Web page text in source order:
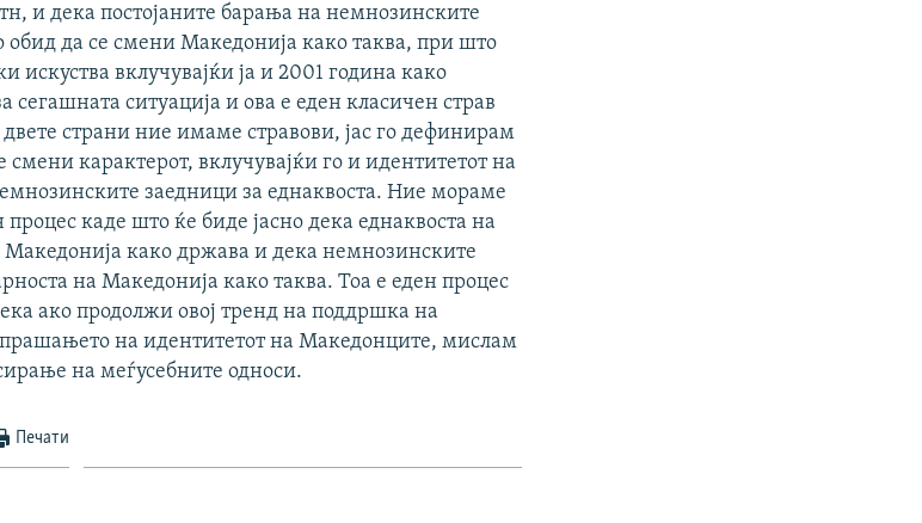
и дека постојаните барања на немнозинските
обид да се смени Македонија како таква, при што
искуства вклучувајќи ја и 2001 година како
сегашната ситуација и ова е еден класичен страв
страни ние имаме стравови, јас го дефинирам
карактерот, вклучувајќи го и идентитетот на
заедници за еднаквоста. Ние мораме
каде што ќе биде јасно дека еднаквоста на
Македонија како држава и дека немнозинските
на Македонија како таква. Тоа е еден процес
ако продолжи овој тренд на поддршка на
на идентитетот на Македонците, мислам
на меѓусебните односи.
Печати